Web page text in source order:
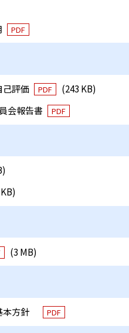
PDF
己評価 PDF
(243 KB)
会報告書
PDF
(3 MB)
本方針 PDF